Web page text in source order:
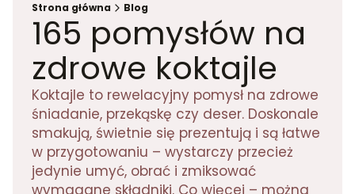
Strona główna Blog
165 pomysłów na
zdrowe koktajle
Koktajle to rewelacyjny pomysł na zdrowe
śniadanie, przekąskę czy deser. Doskonale
smakują, świetnie się prezentują i są łatwe
w przygotowaniu – wystarczy przecież
jedynie umyć, obrać i zmiksować
wymagane składniki. Co więcej – można